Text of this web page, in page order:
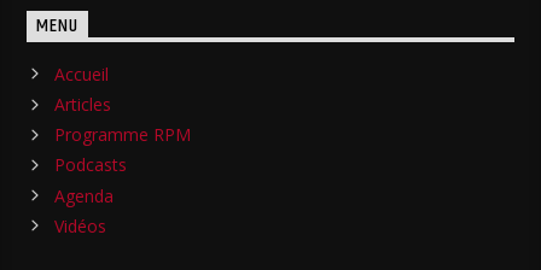
MENU
Accueil
Articles
Programme RPM
Podcasts
Agenda
Vidéos